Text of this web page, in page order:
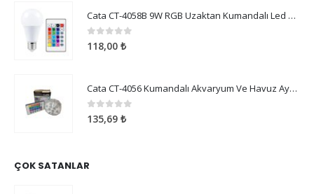
Cata CT-4058B 9W RGB Uzaktan Kumandalı Led Ampul Beyaz Işık
0 5 üzerinden
118,00 ₺
Cata CT-4056 Kumandalı Akvaryum Ve Havuz Aydınlatma
05 üzerinden
135,69 ₺
ÇOK SATANLAR